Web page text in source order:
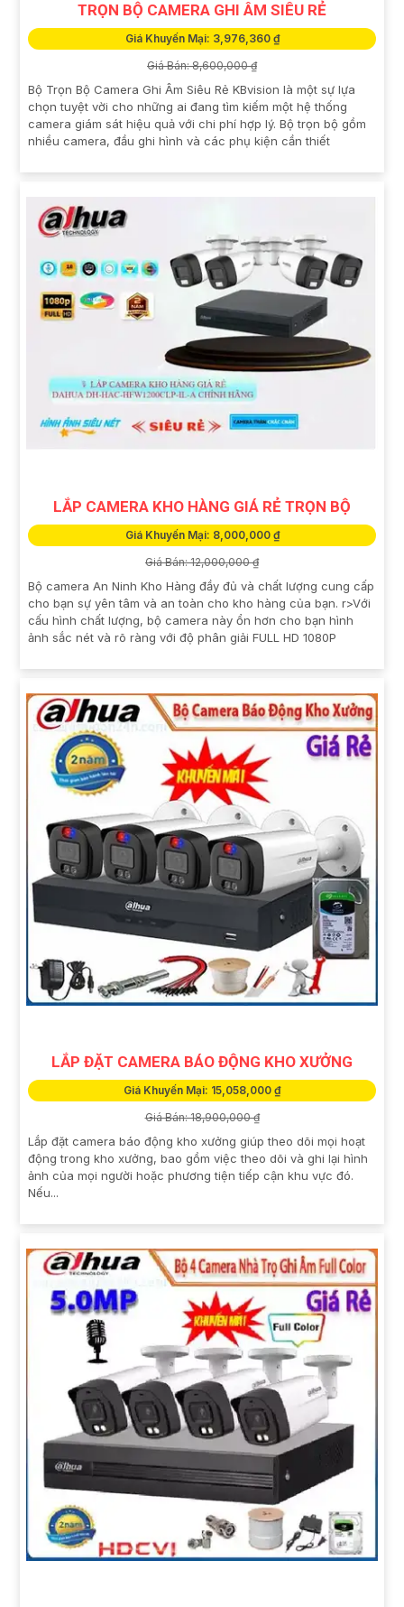
TRỌN BỘ CAMERA GHI ÂM SIÊU RẺ
Giá Khuyến Mại: 3,976,360 ₫
Giá Bán: 8,600,000 ₫
Bộ Trọn Bộ Camera Ghi Âm Siêu Rẻ KBvision là một sự lựa
chọn tuyệt vời cho những ai đang tìm kiếm một hệ thống
camera giám sát hiệu quả với chi phí hợp lý. Bộ trọn bộ gồm
nhiều camera, đầu ghi hình và các phụ kiện cần thiết
LẮP CAMERA KHO HÀNG GIÁ RẺ TRỌN BỘ
Giá Khuyến Mại: 8,000,000 ₫
Giá Bán: 12,000,000 ₫
Bộ camera An Ninh Kho Hàng đầy đủ và chất lượng cung cấp
cho bạn sự yên tâm và an toàn cho kho hàng của bạn. r>Với
cấu hình chất lượng, bộ camera này ổn hơn cho bạn hình
ảnh sắc nét và rõ ràng với độ phân giải FULL HD 1080P
LẮP ĐẶT CAMERA BÁO ĐỘNG KHO XƯỞNG
Giá Khuyến Mại: 15,058,000 ₫
Giá Bán: 18,900,000 ₫
Lắp đặt camera báo động kho xưởng giúp theo dõi mọi hoạt
động trong kho xưởng, bao gồm việc theo dõi và ghi lại hình
ảnh của mọi người hoặc phương tiện tiếp cận khu vực đó.
Nếu...